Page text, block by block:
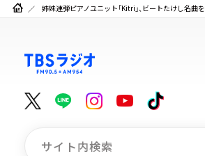
姉妹連弾ピアノユニット「Kitri」、ビートたけし名曲